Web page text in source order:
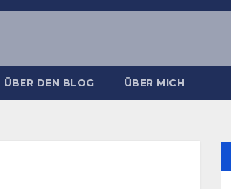
ÜBER DEN BLOG ÜBER MICH